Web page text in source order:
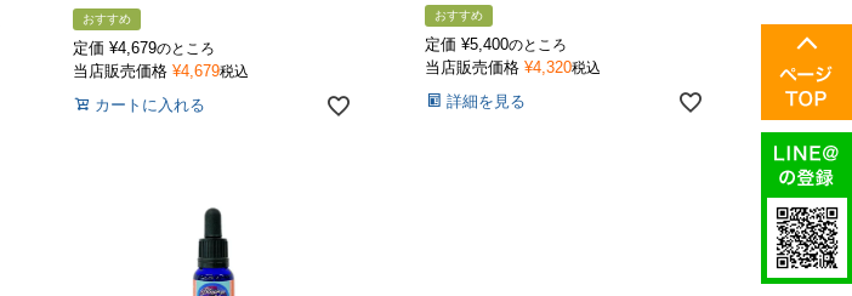
おすすめ
定価 ¥4,679のところ
当店販売価格 ¥4,679税込
カートに入れる
おすすめ
定価 ¥5,400のところ
当店販売価格 ¥4,320税込
詳細を見る